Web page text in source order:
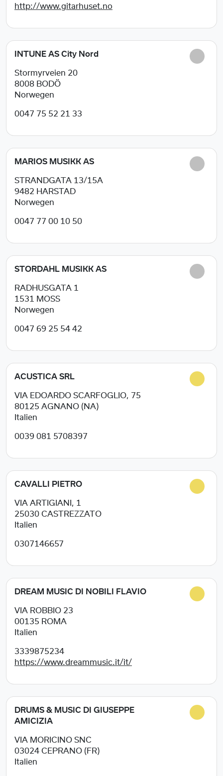
http://www.gitarhuset.no
INTUNE AS City Nord
Stormyrveien 20
8008 BODÖ
Norwegen
0047 75 52 21 33
MARIOS MUSIKK AS
STRANDGATA 13/15A
9482 HARSTAD
Norwegen
0047 77 00 10 50
STORDAHL MUSIKK AS
RADHUSGATA 1
1531
MOSS
Norwegen
0047 69 25 54 42
ACUSTICA SRL
VIA EDOARDO SCARFOGLIO, 75
80125 AGNANO (NA)
Italien
0039 081 5708397
CAVALLI PIETRO
VIA ARTIGIANI, 1
25030 CASTREZZATO
Italien
0307146657
DREAM MUSIC DI NOBILI FLAVIO
VIA ROBBIO 23
00135 ROMA
Italien
3339875234
https://www.dreammusic.it/it/
DRUMS & MUSIC DI GIUSEPPE
AMICIZIA
VIA MORICINO SNC
03024 CEPRANO (FR)
Italien